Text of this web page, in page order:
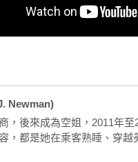
真正的懸疑之作。
特森
法忘懷！
諾維奇
懸疑，令人震驚又恐怖，
Newman)
，後來成為空姐，2011年
，都是她在乘客熟睡、穿